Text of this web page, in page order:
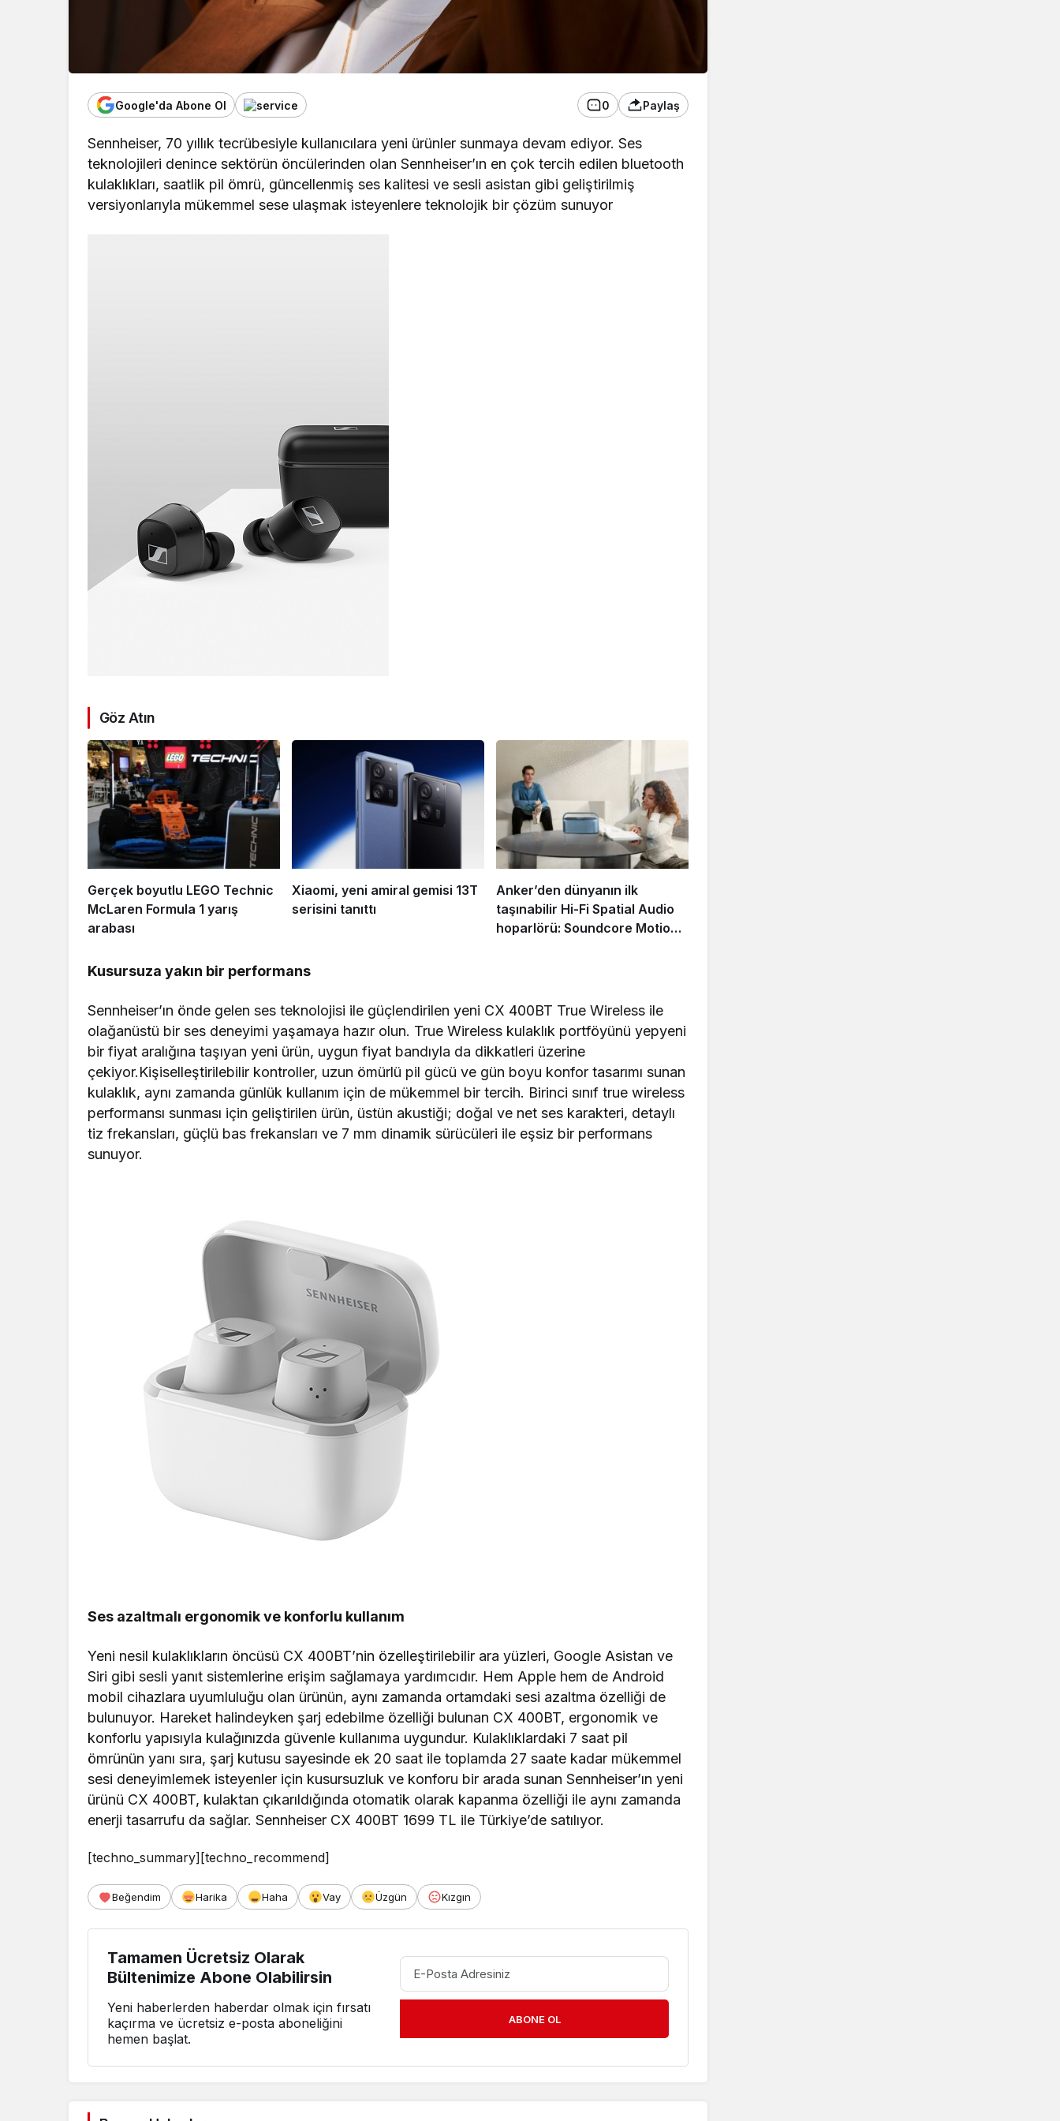
Google'da Abone Ol 0 Paylaş
Sennheiser, 70 yıllık tecrübesiyle kullanıcılara yeni ürünler sunmaya devam ediyor. Ses
teknolojileri denince sektörün öncülerinden olan Sennheiser’ın en çok tercih edilen bluetooth
kulaklıkları, saatlik pil ömrü, güncellenmiş ses kalitesi ve sesli asistan gibi geliştirilmiş
versiyonlarıyla mükemmel sese ulaşmak isteyenlere teknolojik bir çözüm sunuyor
Göz Atın
Gerçek boyutlu LEGO Technic
McLaren Formula 1 yarış
arabası
Xiaomi, yeni amiral gemisi 13T
serisini tanıttı
Anker’den dünyanın ilk
taşınabilir Hi-Fi Spatial Audio
hoparlörü: Soundcore Motion
Kusursuza yakın bir performans
Sennheiser’ın önde gelen ses teknolojisi ile güçlendirilen yeni CX 400BT True Wireless ile
olağanüstü bir ses deneyimi yaşamaya hazır olun. True Wireless kulaklık portföyünü yepyeni
bir fiyat aralığına taşıyan yeni ürün, uygun fiyat bandıyla da dikkatleri üzerine
çekiyor.Kişiselleştirilebilir kontroller, uzun ömürlü pil gücü ve gün boyu konfor tasarımı sunan
kulaklık, aynı zamanda günlük kullanım için de mükemmel bir tercih. Birinci sınıf true wireless
performansı sunması için geliştirilen ürün, üstün akustiği; doğal ve net ses karakteri, detaylı
tiz frekansları, güçlü bas frekansları ve 7 mm dinamik sürücüleri ile eşsiz bir performans
sunuyor.
Ses azaltmalı ergonomik ve konforlu kullanım
Yeni nesil kulaklıkların öncüsü CX 400BT’nin özelleştirilebilir ara yüzleri, Google Asistan ve
Siri gibi sesli yanıt sistemlerine erişim sağlamaya yardımcıdır. Hem Apple hem de Android
mobil cihazlara uyumluluğu olan ürünün, aynı zamanda ortamdaki sesi azaltma özelliği de
bulunuyor. Hareket halindeyken şarj edebilme özelliği bulunan CX 400BT, ergonomik ve
konforlu yapısıyla kulağınızda güvenle kullanıma uygundur. Kulaklıklardaki 7 saat pil
ömrünün yanı sıra, şarj kutusu sayesinde ek 20 saat ile toplamda 27 saate kadar mükemmel
sesi deneyimlemek isteyenler için kusursuzluk ve konforu bir arada sunan Sennheiser’ın yeni
ürünü CX 400BT, kulaktan çıkarıldığında otomatik olarak kapanma özelliği ile aynı zamanda
enerji tasarrufu da sağlar. Sennheiser CX 400BT 1699 TL ile Türkiye’de satılıyor.
[techno_summary][techno_recommend]
Beğendim Harika Haha Vay Üzgün Kızgın
Tamamen Ücretsiz Olarak
Bültenimize Abone Olabilirsin
Yeni haberlerden haberdar olmak için fırsatı
kaçırma ve ücretsiz e-posta aboneliğini
hemen başlat.
ABONE OL